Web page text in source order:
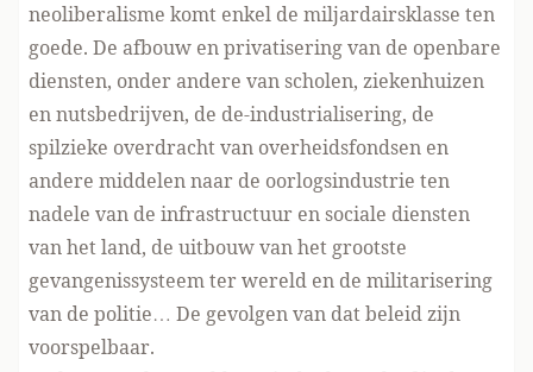
neoliberalisme komt enkel de miljardairsklasse ten
goede. De afbouw en privatisering van de openbare
diensten, onder andere van scholen, ziekenhuizen
en nutsbedrijven, de de-industrialisering, de
spilzieke overdracht van overheidsfondsen en
andere middelen naar de oorlogsindustrie ten
nadele van de infrastructuur en sociale diensten
van het land, de uitbouw van het grootste
gevangenissysteem ter wereld en de militarisering
van de politie… De gevolgen van dat beleid zijn
voorspelbaar.